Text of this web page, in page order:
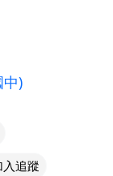
)
入追蹤